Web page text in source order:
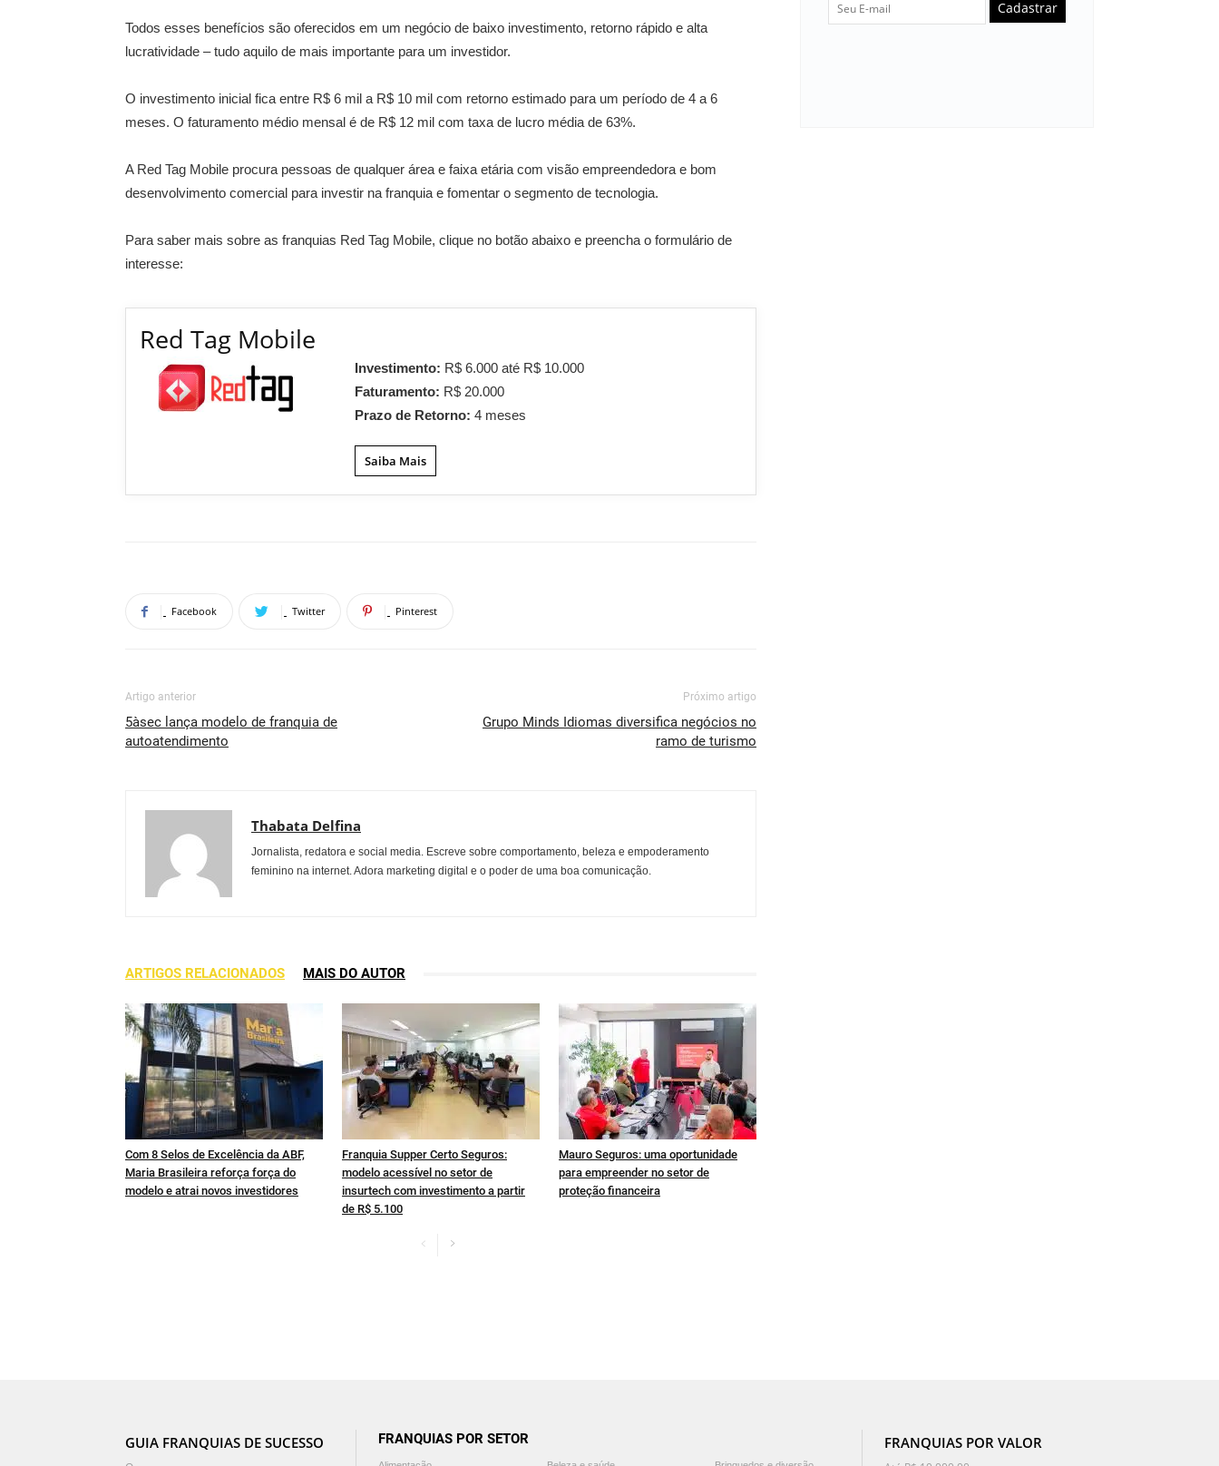
Todos esses benefícios são oferecidos em um negócio de baixo investimento, retorno rápido e alta
lucratividade – tudo aquilo de mais importante para um investidor.
O investimento inicial fica entre R$ 6 mil a R$ 10 mil com retorno estimado para um período de 4 a 6
meses. O faturamento médio mensal é de R$ 12 mil com taxa de lucro média de 63%.
A Red Tag Mobile procura pessoas de qualquer área e faixa etária com visão empreendedora e bom
desenvolvimento comercial para investir na franquia e fomentar o segmento de tecnologia.
Para saber mais sobre as franquias Red Tag Mobile, clique no botão abaixo e preencha o formulário de
interesse:
Red Tag Mobile
Investimento: R$ 6.000 até R$ 10.000
Faturamento: R$ 20.000
Prazo de Retorno:4 meses
Saiba Mais
Facebook Twitter Pinterest
Artigo anterior
5àsec lança modelo de franquia de
autoatendimento
Próximo artigo
Grupo Minds Idiomas diversifica negócios no
ramo de turismo
Thabata Delfina
Jornalista, redatora e social media. Escreve sobre comportamento, beleza e empoderamento
feminino na internet. Adora marketing digital e o poder de uma boa comunicação.
ARTIGOS RELACIONADOS MAIS DO AUTOR
Com 8 Selos de Excelência da ABF,
Maria Brasileira reforça força do
modelo e atrai novos investidores
Franquia Supper Certo Seguros:
modelo acessível no setor de
insurtech com investimento a partir
de R$ 5.100
Mauro Seguros: uma oportunidade
para empreender no setor de
proteção financeira
Cadastrar
GUIA FRANQUIAS DE SUCESSO FRANQUIAS POR SETOR FRANQUIAS POR VALOR